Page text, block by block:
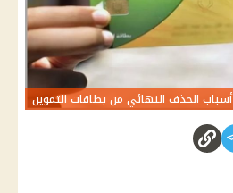
أسباب الحذف النهائي من بطاقات التموين